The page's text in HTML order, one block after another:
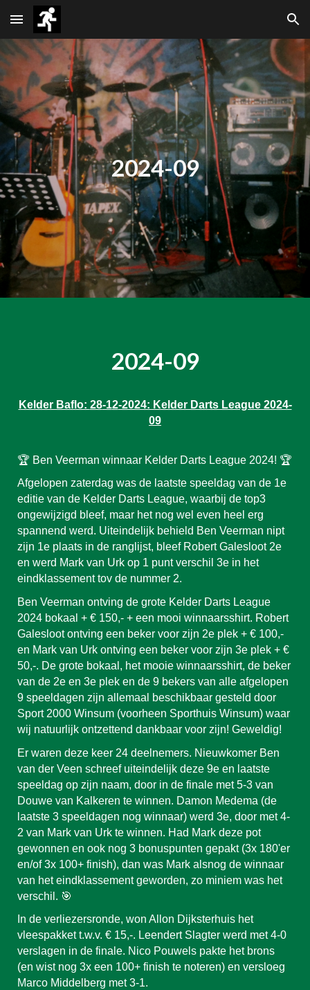
Skip to main content Skip to navigation
2024-09
2024-09
Kelder Baflo: 28-12-2024: Kelder Darts League 2024-
09
🏆 Ben Veerman winnaar Kelder Darts League 2024! 🏆
Afgelopen zaterdag was de laatste speeldag van de 1e
editie van de Kelder Darts League, waarbij de top3
ongewijzigd bleef, maar het nog wel even heel erg
spannend werd. Uiteindelijk behield Ben Veerman nipt
zijn 1e plaats in de ranglijst, bleef Robert Galesloot 2e
en werd Mark van Urk op 1 punt verschil 3e in het
eindklassement tov de nummer 2.
Ben Veerman ontving de grote Kelder Darts League
2024 bokaal + € 150,- + een mooi winnaarsshirt. Robert
Galesloot ontving een beker voor zijn 2e plek + € 100,-
en Mark van Urk ontving een beker voor zijn 3e plek + €
50,-. De grote bokaal, het mooie winnaarsshirt, de beker
van de 2e en 3e plek en de 9 bekers van alle afgelopen
9 speeldagen zijn allemaal beschikbaar gesteld door
Sport 2000 Winsum (voorheen Sporthuis Winsum) waar
wij natuurlijk ontzettend dankbaar voor zijn! Geweldig!
Er waren deze keer 24 deelnemers. Nieuwkomer Ben
van der Veen schreef uiteindelijk deze 9e en laatste
speeldag op zijn naam, door in de finale met 5-3 van
Douwe van Kalkeren te winnen. Damon Medema (de
laatste 3 speeldagen nog winnaar) werd 3e, door met 4-
2 van Mark van Urk te winnen. Had Mark deze pot
gewonnen en ook nog 3 bonuspunten gepakt (3x 180'er
en/of 3x 100+ finish), dan was Mark alsnog de winnaar
van het eindklassement geworden, zo miniem was het
verschil. 🎯
In de verliezersronde, won Allon Dijksterhuis het
vleespakket t.w.v. € 15,-. Leendert Slagter werd met 4-0
verslagen in de finale. Nico Pouwels pakte het brons
(en wist nog 3x een 100+ finish te noteren) en versloeg
Marco Middelberg met 3-1.